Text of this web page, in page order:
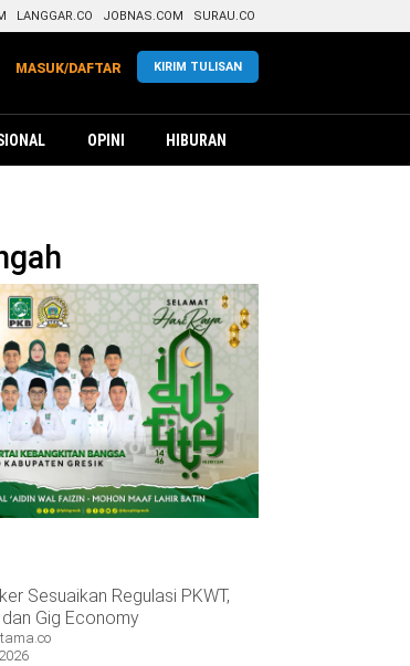
LANGGAR.CO JOBNAS.COM SURAU.CO
KIRIM TULISAN
MASUK/DAFTAR
OPINI HIBURAN
Sesuaikan Regulasi PKWT,
Gig Economy